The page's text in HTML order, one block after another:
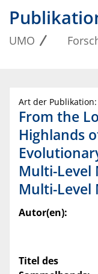
UMO
Art der
From the
Highlands
Multi-Level
Multi-Level
Autor(en):
Titel des